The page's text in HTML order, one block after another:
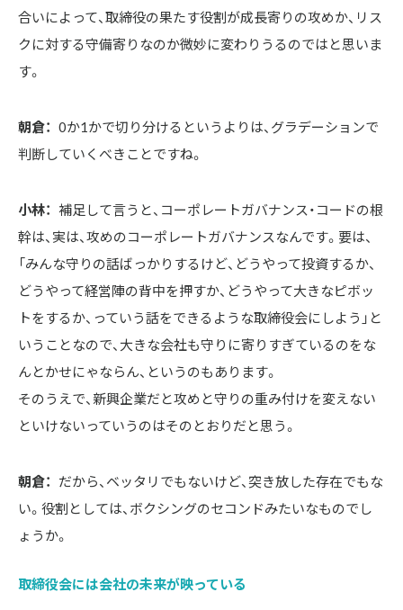
合いによって、取締役の果たす役割が成長寄りの攻めか、リス
クに対する守備寄りなのか微妙に変わりうるのではと思いま
す。
朝倉： 0か1かで切り分けるというよりは、グラデーションで
判断していくべきことですね。
小林： 補足して言うと、コーポレートガバナンス・コードの根
幹は、実は、攻めのコーポレートガバナンスなんです。要は、
「みんな守りの話ばっかりするけど、どうやって投資するか、
どうやって経営陣の背中を押すか、どうやって大きなピボッ
トをするか、っていう話をできるような取締役会にしよう」と
いうことなので、大きな会社も守りに寄りすぎているのをな
んとかせにゃならん、というのもあります。
そのうえで、新興企業だと攻めと守りの重み付けを変えない
といけないっていうのはそのとおりだと思う。
朝倉：
だから、ベッタリでもないけど、突き放した存在でもな
い。役割としては、ボクシングのセコンドみたいなものでし
ょうか。
取締役会には会社の未来が映っている